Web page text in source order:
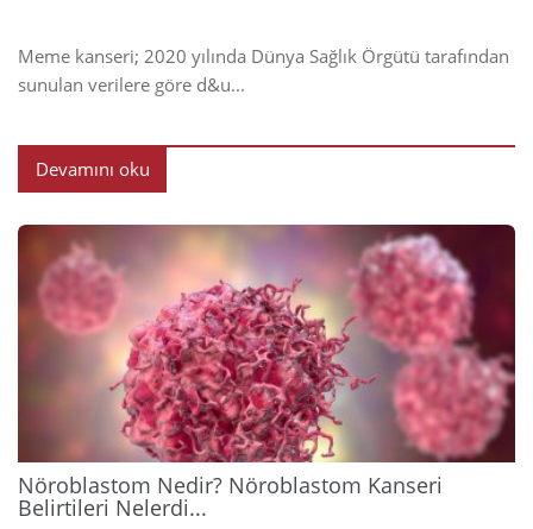
Meme kanseri; 2020 yılında Dünya Sağlık Örgütü tarafından
sunulan verilere göre d&u...
Devamını oku
2024
Nöroblastom Nedir? Nöroblastom Kanseri
Belirtileri Nelerdi...